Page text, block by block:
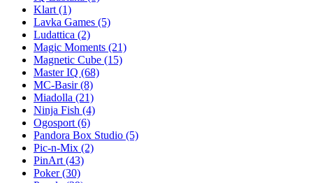
Klart (1)
Lavka Games (5)
Ludattica (2)
Magic Moments (21)
Magnetic Cube (15)
Master IQ (68)
MC-Basir(8)
Miadolla (21)
Ninja Fish (4)
Ogosport (6)
Pandora Box Studio (5)
Pic-n-Mix (2)
PinArt (43)
Poker(30)